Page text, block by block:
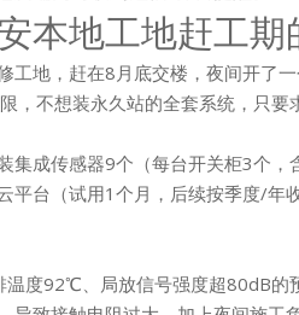
本地工地赶工
工地，赶在8月底交楼，夜间开了
，不想装永久站的全套系统，只要
集成传感器9个（每台开关柜3个
平台（试用1个月，后续按季度/年
度92℃、局放信号强度超80dB的